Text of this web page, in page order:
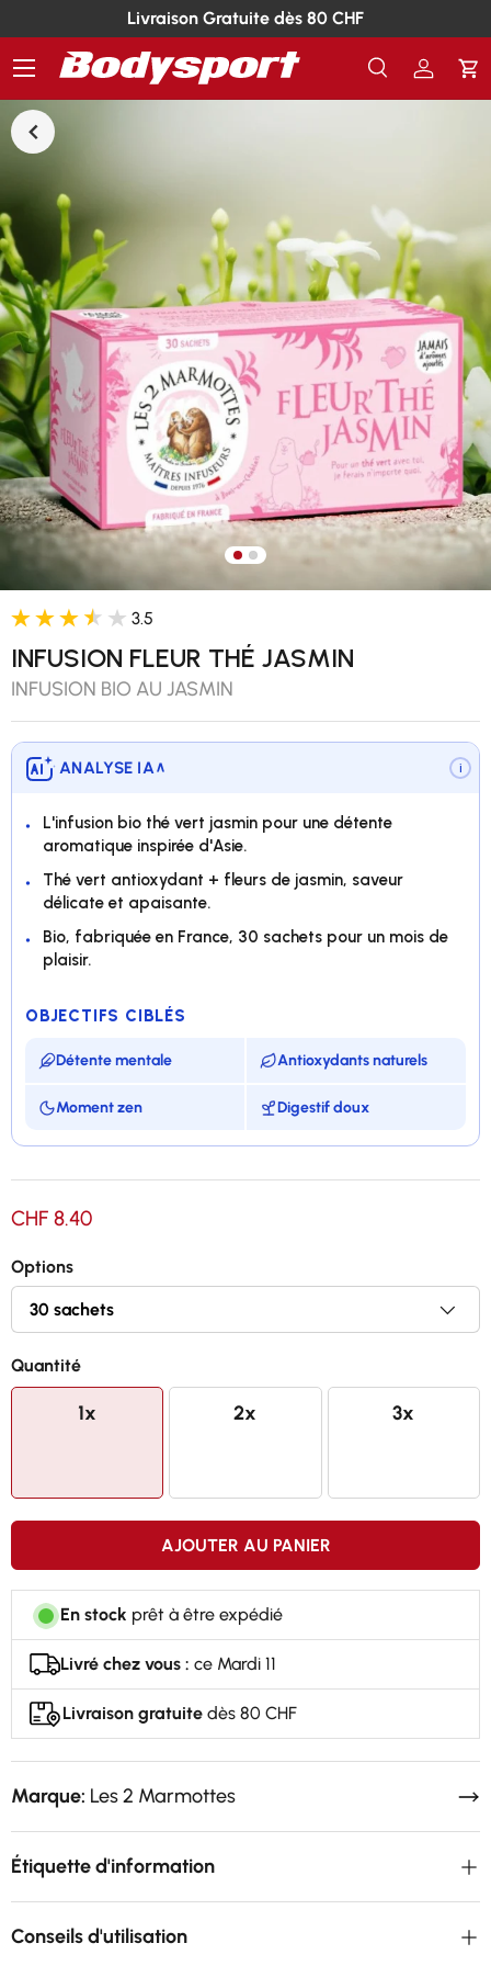
Livraison Gratuite dès 80 CHF
Recherche
Rechercher
Recherche
Se
Menu
Charger l’image 1 dans la
Charger l’image 2 dans la
3.5
INFUSION FLEUR THÉ JASMIN
INFUSION BIO AU JASMIN
ANALYSE IA ∨ i
L'infusion bio thé vert jasmin pour une détente
aromatique inspirée d'Asie.
Thé vert antioxydant + fleurs de jasmin, saveur
délicate et apaisante.
Bio, fabriquée en France, 30 sachets pour un mois de
plaisir.
OBJECTIFS CIBLÉS
Détente mentale Antioxydants naturels
Moment zen Digestif doux
Infusion séduisante inspirée d'Asie
Saveur gourmande et légère
Avec du thé vert et du jasmin
30 sachets par boîte, fabriqué en France
CHF 8.40
Options
Quantité
1x 2x 3x
AJOUTER AU PANIER
En stock prêt à être expédié
Livré chez vous : ce Mardi 11
Livraison gratuite dès 80 CHF
Marque: Les 2 Marmottes
Étiquette d'information
Conseils d'utilisation